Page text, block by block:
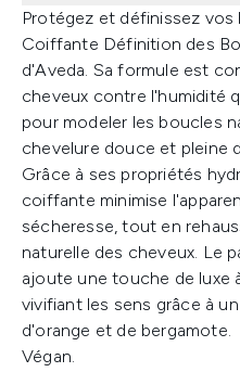
Protégez et définissez vos
Coiffante Définition des
d'Aveda. Sa formule est
cheveux contre l'humidité
pour modeler les boucles
chevelure douce et pleine
Grâce à ses propriétés
coiffante minimise
sécheresse, tout en
naturelle des cheveux. Le
ajoute une touche de luxe
vivifiant les sens grâce à
d'orange et de bergamote.
Végan.